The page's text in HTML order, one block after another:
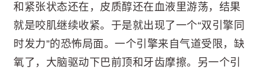
和紧张状态还在，皮质醇还在血液里游荡，结果
就是咬肌继续收紧。于是就出现了一个“双引擎同
时发力”的恐怖局面。一个引擎来自气道受限，缺
氧了，大脑驱动下巴前顶和牙齿摩擦。另一个引